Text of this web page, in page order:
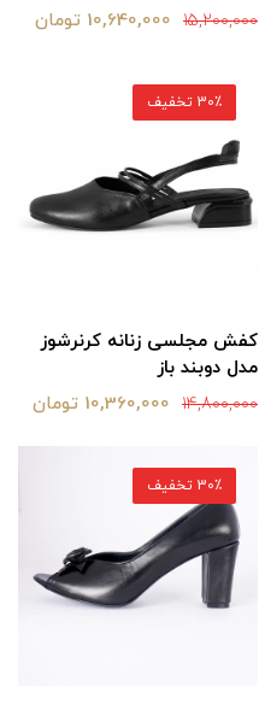
15,200,000 10,640,000 تومان
کفش مجلسی زنانه کرنرشوز
مدل دوبند باز
14,800,000 10,360,000 تومان
30٪ تخفیف
30٪ تخفیف